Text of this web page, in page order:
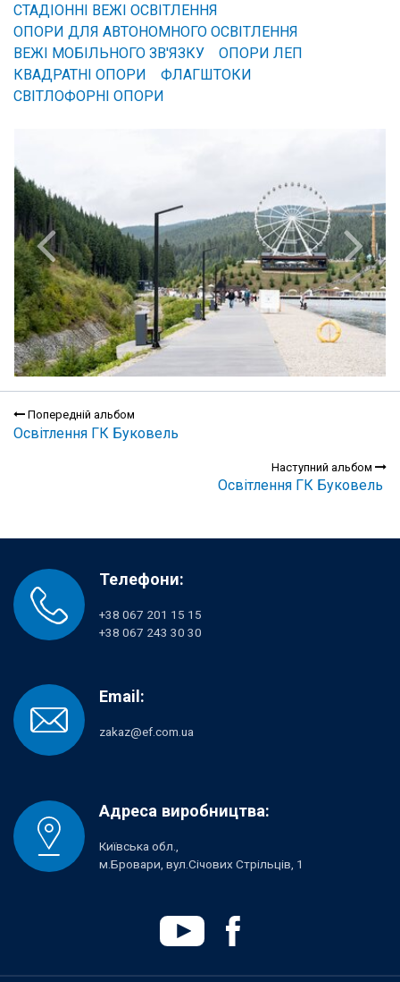
СТАДІОННІ ВЕЖІ ОСВІТЛЕННЯ
ОПОРИ ДЛЯ АВТОНОМНОГО ОСВІТЛЕННЯ
ВЕЖІ МОБІЛЬНОГО ЗВ'ЯЗКУ
ОПОРИ ЛЕП
КВАДРАТНІ ОПОРИ
ФЛАГШТОКИ
СВІТЛОФОРНІ ОПОРИ
Попередній альбом
Освітлення ГК Буковель
Наступний альбом
Освітлення ГК Буковель
Телефони:
+38 067 201 15 15
+38 067 243 30 30
Email:
zakaz@ef.com.ua
Адреса виробництва:
Київська обл.,
м.Бровари, вул.Січових Стрільців, 1